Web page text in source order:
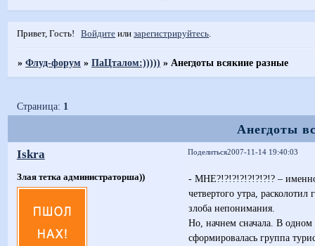
Привет, Гость! Войдите илизарегистрируйтесь.
»Флуд-форум »ПаЦталом:))))) » Анегдоты всякиие разные
Анегдоты
Страница: 1
Поделиться2007-11-14 19:40:03
Iskra
Злая тетка администраторша))
- МНЕ?!?!?!?!?!?!?!? –
четвертого утра,
злоба непонимания.
Но, начнем сначала. В одном
сформировалась группа